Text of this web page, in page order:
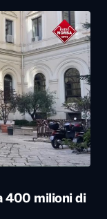
400 milioni di